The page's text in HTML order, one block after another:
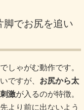
脚でお尻を追い
しゃがむ動作です。
ですが、 お尻から太
激が入るのが特徴。
より前に出ないよう